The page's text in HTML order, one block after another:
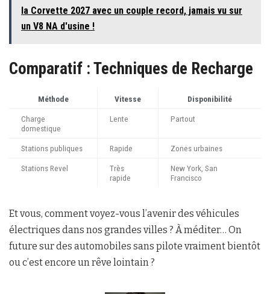
la Corvette 2027 avec un couple record, jamais vu sur
un V8 NA d'usine !
Comparatif : Techniques de Recharge
Méthode Vitesse Disponibilité
Charge
domestique
Lente Partout
Stations publiques Rapide Zones urbaines
Stations Revel
Très
rapide
New York, San
Francisco
Et vous, comment voyez-vous l’avenir des véhicules
électriques dans nos grandes villes ? À méditer… On
future sur des automobiles sans pilote vraiment bientôt
ou c’est encore un rêve lointain ?